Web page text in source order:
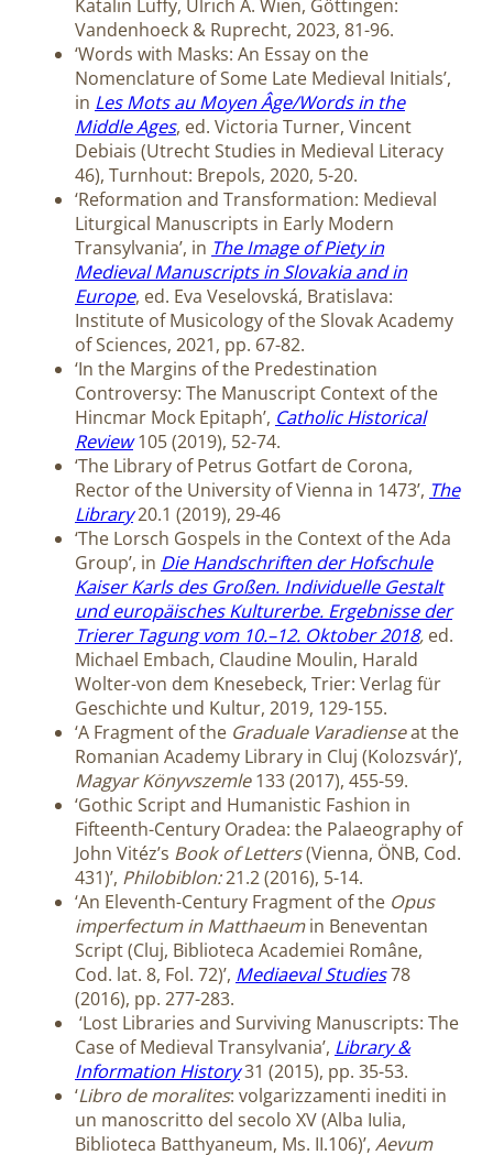
Katalin Luffy, Ulrich A. Wien, Göttingen:
Vandenhoeck & Ruprecht, 2023, 81-96.
‘Words with Masks: An Essay on the
Nomenclature of Some Late Medieval Initials’,
in Les Mots au Moyen Âge/Words in the
Middle Ages, ed. Victoria Turner, Vincent
Debiais (Utrecht Studies in Medieval Literacy
46), Turnhout: Brepols, 2020, 5-20.
‘Reformation and Transformation: Medieval
Liturgical Manuscripts in Early Modern
Transylvania’, in The Image of Piety in
Medieval Manuscripts in Slovakia and in
Europe, ed. Eva Veselovská, Bratislava:
Institute of Musicology of the Slovak Academy
of Sciences, 2021, pp. 67-82.
‘In the Margins of the Predestination
Controversy: The Manuscript Context of the
Hincmar Mock Epitaph’, Catholic Historical
Review105 (2019), 52-74.
‘The Library of Petrus Gotfart de Corona,
Rector of the University of Vienna in 1473’, The
Library20.1 (2019), 29-46
‘The Lorsch Gospels in the Context of the Ada
Group’, in Die Handschriften der Hofschule
Kaiser Karls des Großen. Individuelle Gestalt
und europäisches Kulturerbe. Ergebnisse der
Trierer Tagung vom 10.–12. Oktober 2018, ed.
Michael Embach, Claudine Moulin, Harald
Wolter-von dem Knesebeck, Trier: Verlag für
Geschichte und Kultur, 2019, 129-155.
‘A Fragment of the Graduale Varadienseat the
Romanian Academy Library in Cluj (Kolozsvár)’,
Magyar Könyvszemle133 (2017), 455-59.
‘Gothic Script and Humanistic Fashion in
Fifteenth-Century Oradea: the Palaeography of
John Vitéz’s Book of Letters(Vienna, ÖNB, Cod.
431)’, Philobiblon:21.2 (2016), 5-14.
‘An Eleventh-Century Fragment of the Opus
imperfectum in Matthaeumin Beneventan
Script (Cluj, Biblioteca Academiei Române,
Cod. lat. 8, Fol. 72)’, Mediaeval Studies78
(2016), pp. 277-283.
‘Lost Libraries and Surviving Manuscripts: The
Case of Medieval Transylvania’, Library &
Information History31 (2015), pp. 35-53.
‘Libro de moralites: volgarizzamenti inediti in
un manoscritto del secolo XV (Alba Iulia,
Biblioteca Batthyaneum, Ms. II.106)’, Aevum